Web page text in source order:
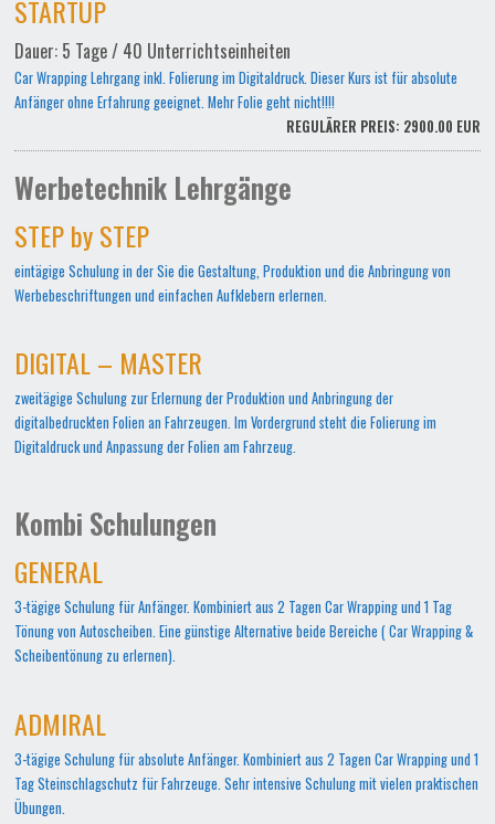
STARTUP
Dauer: 5 Tage / 40 Unterrichtseinheiten
Car Wrapping Lehrgang inkl. Folierung im Digitaldruck. Dieser Kurs ist für absolute
Anfänger ohne Erfahrung geeignet. Mehr Folie geht nicht!!!!
REGULÄRER PREIS: 2900.00 EUR
Werbetechnik Lehrgänge
STEP by STEP
eintägige Schulung in der Sie die Gestaltung, Produktion und die Anbringung von
Werbebeschriftungen und einfachen Aufklebern erlernen.
DIGITAL – MASTER
zweitägige Schulung zur Erlernung der Produktion und Anbringung der
digitalbedruckten Folien an Fahrzeugen. Im Vordergrund steht die Folierung im
Digitaldruck und Anpassung der Folien am Fahrzeug.
Kombi Schulungen
GENERAL
3-tägige Schulung für Anfänger. Kombiniert aus 2 Tagen Car Wrapping und 1 Tag
Tönung von Autoscheiben. Eine günstige Alternative beide Bereiche ( Car Wrapping &
Scheibentönung zu erlernen).
ADMIRAL
3-tägige Schulung für absolute Anfänger. Kombiniert aus 2 Tagen Car Wrapping und 1
Tag Steinschlagschutz für Fahrzeuge. Sehr intensive Schulung mit vielen praktischen
Übungen.